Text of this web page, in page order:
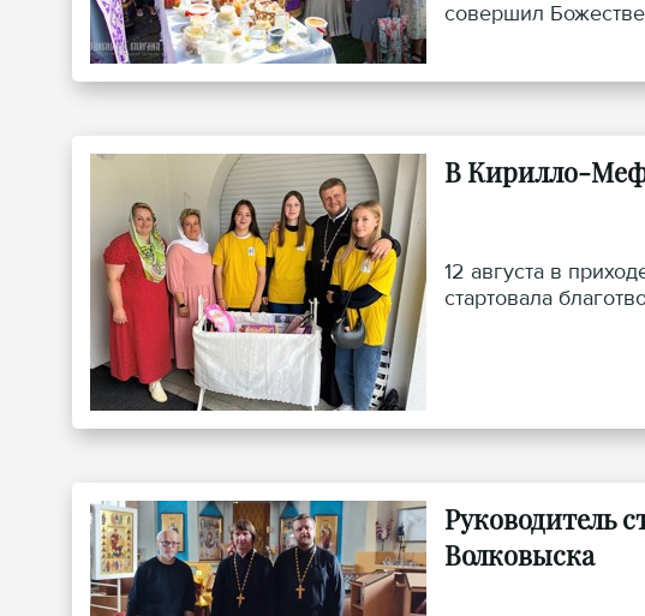
совершил
В Кирилло-
12 августа в
стартовала
Руководитель
Волковыска